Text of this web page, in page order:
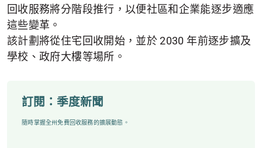
回收服務將分階段推行，以便社區和企業能逐步適應
這些變革。
該計劃將從住宅回收開始，並於 2030 年前逐步擴及
學校、政府大樓等場所。
訂閱：季度新聞
隨時掌握全州免費回收服務的擴展動態。